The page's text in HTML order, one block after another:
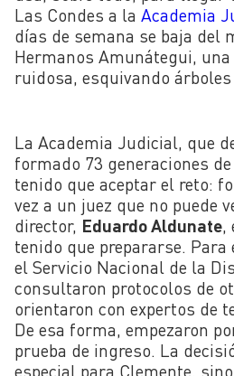
Las Condes a la Academia
días de semana se baja del
Hermanos Amunátegui,
ruidosa, esquivando árboles
La Academia Judicial, que
formado 73 generaciones
tenido que aceptar el reto:
vez a un juez que no puede
director, Eduardo Aldunate,
tenido que prepararse. Para
el Servicio Nacional de la
consultaron protocolos de
orientaron con expertos de
De esa forma, empezaron
prueba de ingreso. La
especial para Clemente,